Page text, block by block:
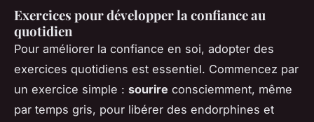
Exercices pour développer la confiance au
quotidien
Pour améliorer la confiance en soi, adopter des
exercices quotidiens est essentiel. Commencez par
un exercice simple : sourire consciemment, même
par temps gris, pour libérer des endorphines et